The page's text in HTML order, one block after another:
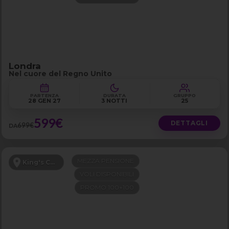
Londra
Nel cuore del Regno Unito
PARTENZA
28 GEN 27
DURATA
3 NOTTI
GRUPPO
25
DA699€599€ DETTAGLI
King's Cross